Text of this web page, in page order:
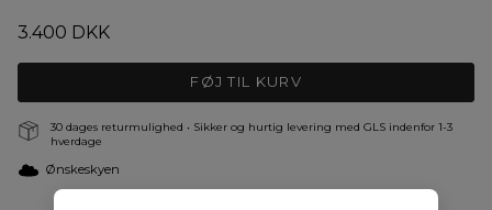
3.400 DKK
FØJ TIL KURV
30 dages returmulighed • Sikker og hurtig levering med GLS indenfor 1-3
hverdage
Ønskeskyen